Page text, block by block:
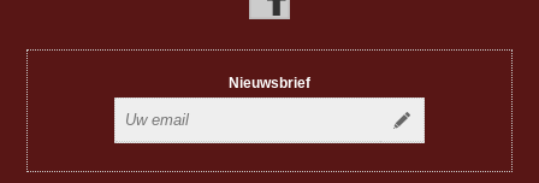
Nieuwsbrief